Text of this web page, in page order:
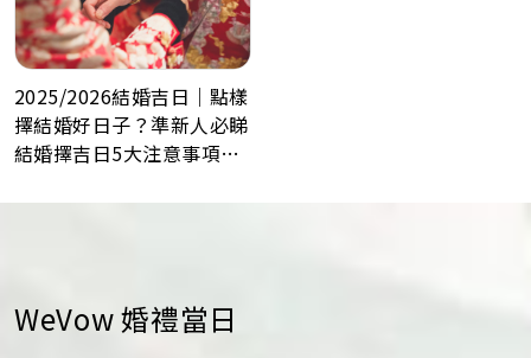
2025/2026結婚吉日｜點樣
擇結婚好日子？準新人必睇
結婚擇吉日5大注意事項！
WeVow 婚禮當日